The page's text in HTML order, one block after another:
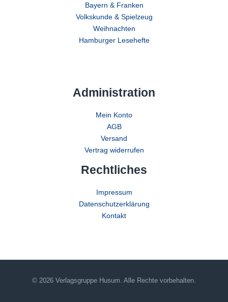
Bayern & Franken
Volkskunde & Spielzeug
Weihnachten
Hamburger Lesehefte
Administration
Mein Konto
AGB
Versand
Vertrag widerrufen
Rechtliches
Impressum
Datenschutzerklärung
Kontakt
© 2026 Verlagsgruppe Husum. Alle Rechte vorbehalten.